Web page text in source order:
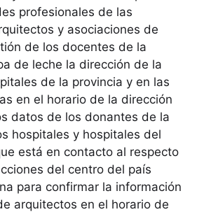
profesionales de las
y asociaciones de
de los docentes de la
de leche la dirección de la
de la provincia y en las
en el horario de la dirección
datos de los donantes de la
hospitales y hospitales del
está en contacto al respecto
del centro del país
para confirmar la información
arquitectos en el horario de